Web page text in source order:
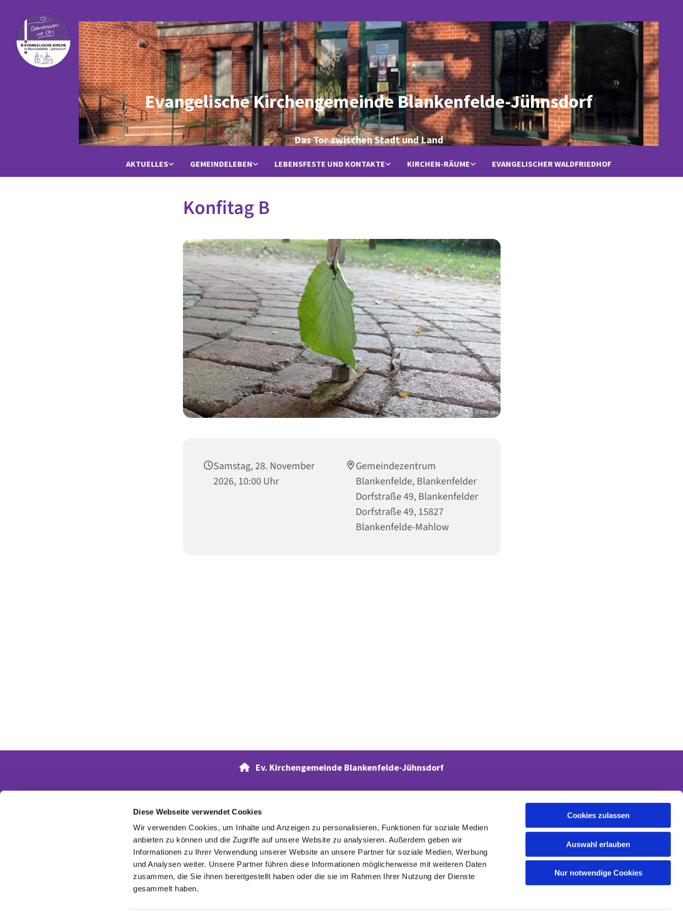
Diese Webseite verwendet Cookies
Wir verwenden Cookies, um Inhalte und Anzeigen zu personalisieren, Funktionen für soziale Medien
anbieten zu können und die Zugriffe auf unsere Website zu analysieren. Außerdem geben wir
Informationen zu Ihrer Verwendung unserer Website an unsere Partner für soziale Medien, Werbung
und Analysen weiter. Unsere Partner führen diese Informationen möglicherweise mit weiteren Daten
zusammen, die Sie ihnen bereitgestellt haben oder die sie im Rahmen Ihrer Nutzung der Dienste
gesammelt haben.
Cookies zulassen
Auswahl erlauben
Nur notwendige Cookies
Evangelische Kirchengemeinde Blankenfelde-Jühnsdorf
Das Tor zwischen Stadt und Land
AKTUELLES GEMEINDELEBEN LEBENSFESTE UND KONTAKTE KIRCHEN-RÄUME EVANGELISCHER WALDFRIEDHOF
Konfitag B
© Ole Jez
Samstag, 28. November
2026, 10:00 Uhr
Gemeindezentrum
Blankenfelde, Blankenfelder
Dorfstraße 49, Blankenfelder
Dorfstraße 49, 15827
Blankenfelde-Mahlow
Ev. Kirchengemeinde Blankenfelde-Jühnsdorf
Partnergemeinden
Ev. Invitasgemeinde Glasow-Mahlow
Ev. Kirchengemeinde Dahlewitz-Diedersdorf
Ev. Versöhnungsgemeinde Rangsdorf
Ev. Kirchenkreis Zossen-Fläming
EKBO - Evangelisch im Osten
Evangelischer Waldfriedhof
Kontakt
Kontaktinformationen
Impressum